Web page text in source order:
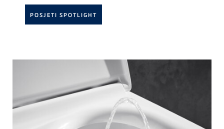
POSJETI SPOTLIGHT